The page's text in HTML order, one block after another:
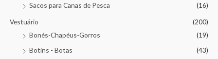
Sacos para Canas de Pesca
(16)
Vestuário
(200)
Bonés-Chapéus-Gorros
(19)
Botins - Botas
(43)